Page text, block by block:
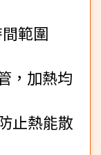
範圍
，加熱均
止熱能散